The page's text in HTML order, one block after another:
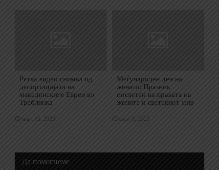
Ретка видео снимка од
депортацијата на
македонските Евреи во
Треблинка
март 11, 2023
Меѓународен ден на
жената: Празник
посветен на правата на
жените и светскиот мир
март 8, 2023
Да помогнеме